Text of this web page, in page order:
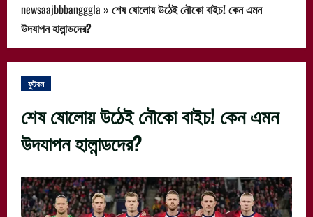
newsaajbbbangggla » শেষ ষোলোয় উঠেই নৌকো বাইচ! কেন এমন
উদযাপন হালান্ডদের?
ফুটবল
শেষ ষোলোয় উঠেই নৌকো বাইচ! কেন এমন
উদযাপন হালান্ডদের?